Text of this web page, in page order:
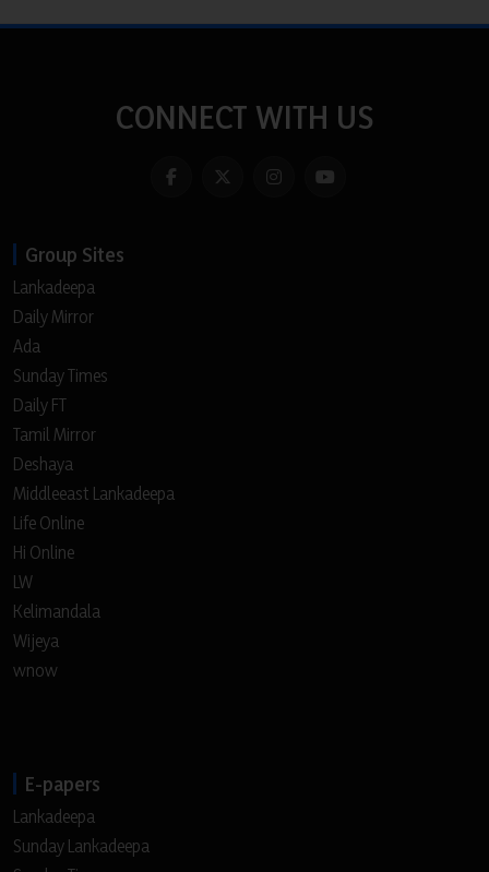
CONNECT WITH US
Group Sites
Lankadeepa
Daily Mirror
Ada
Sunday Times
Daily FT
Tamil Mirror
Deshaya
Middleeast Lankadeepa
Life Online
Hi Online
LW
Kelimandala
Wijeya
wnow
E-papers
Lankadeepa
Sunday Lankadeepa